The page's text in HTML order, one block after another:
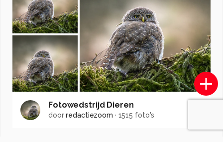
Fotowedstrijd Dieren
doorredactiezoom · 1515 foto's